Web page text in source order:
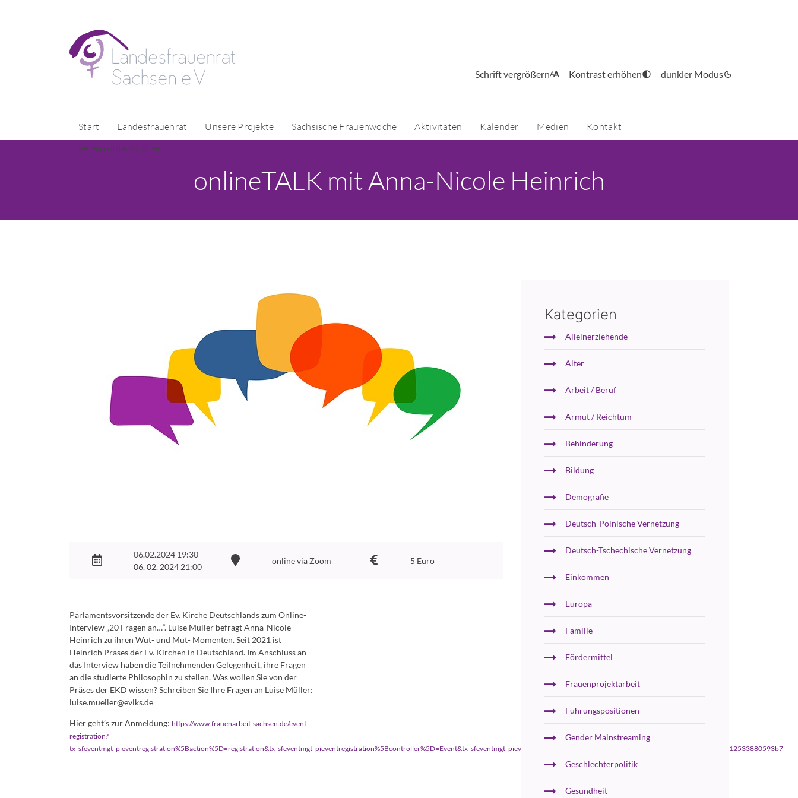
Schrift vergrößern Kontrast erhöhen dunkler Modus
Start Landesfrauenrat Unsere Projekte Sächsische Frauenwoche Aktivitäten Kalender Medien
Kontakt
Verein unterstützen
onlineTALK mit Anna-Nicole Heinrich
06.02.2024 19:30 -
06. 02. 2024 21:00
online via Zoom 5 Euro
Parlamentsvorsitzende der Ev. Kirche Deutschlands zum Online-
Interview „20 Fragen an…“. Luise Müller befragt Anna-Nicole
Heinrich zu ihren Wut- und Mut- Momenten. Seit 2021 ist
Heinrich Präses der Ev. Kirchen in Deutschland. Im Anschluss an
das Interview haben die Teilnehmenden Gelegenheit, ihre Fragen
an die studierte Philosophin zu stellen. Was wollen Sie von der
Präses der EKD wissen? Schreiben Sie Ihre Fragen an Luise Müller:
luise.mueller@evlks.de
Hier geht’s zur Anmeldung: https://www.frauenarbeit-sachsen.de/event-
registration?
tx_sfeventmgt_pieventregistration%5Baction%5D=registration&tx_sfeventmgt_pieventregistration%5Bcontroller%5D=Event&tx_sfeventmgt_pieventregistration%5Bevent%5D=258&cHash=3e1e907fefdf5b0df2412533880593b7
Kategorien
Alleinerziehende
Alter
Arbeit / Beruf
Armut / Reichtum
Behinderung
Bildung
Demografie
Deutsch-Polnische Vernetzung
Deutsch-Tschechische Vernetzung
Einkommen
Europa
Familie
Fördermittel
Frauenprojektarbeit
Führungspositionen
Gender Mainstreaming
Geschlechterpolitik
Gesundheit